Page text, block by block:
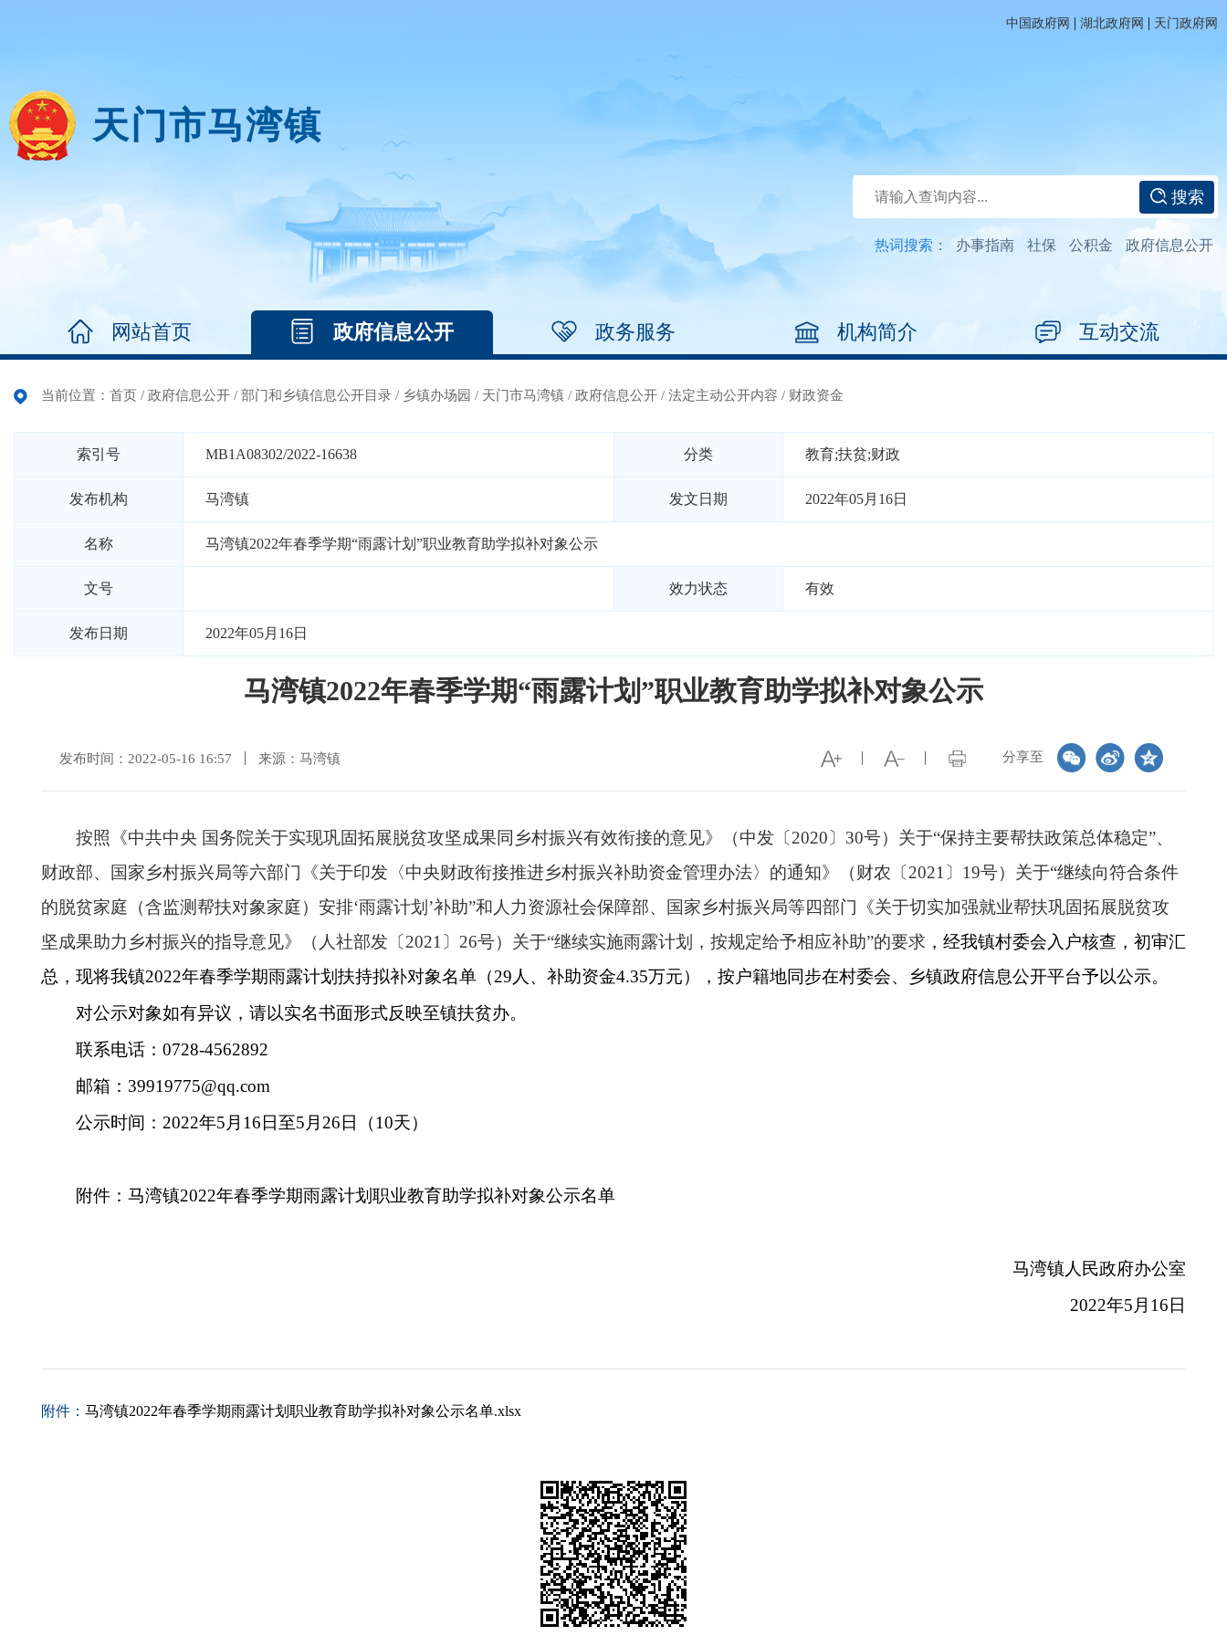
中国政府网 | 湖北政府网 | 天门政府网
天门市马湾镇
搜索
热词搜索： 办事指南 社保 公积金 政府信息公开
网站首页 政府信息公开 政务服务 机构简介 互动交流
当前位置： 首页 / 政府信息公开 / 部门和乡镇信息公开目录 / 乡镇办场园 / 天门市马湾镇 / 政府信息公开 / 法定主动公开内容 / 财政资金
索引号 MB1A08302/2022-16638 分类 教育;扶贫;财政
发布机构 马湾镇 发文日期 2022年05月16日
名称 马湾镇2022年春季学期“雨露计划”职业教育助学拟补对象公示
文号 效力状态 有效
发布日期 2022年05月16日
马湾镇2022年春季学期“雨露计划”职业教育助学拟补对象公示
分享至
发布时间：2022-05-16 16:57 来源：马湾镇
按照《中共中央 国务院关于实现巩固拓展脱贫攻坚成果同乡村振兴有效衔接的意见》（中发〔 2020〕30号）关于“保持主要帮扶政策总体稳定”、
财政部、国家乡村振兴局等六部门《关于印发〈中央财政衔接推进乡村振兴补助资金管理办法〉的通知》（财农〔2021〕19号）关于“继续向符合条件
的脱贫家庭（含监测帮扶对象家庭）安排‘雨露计划’补助”和人力资源社会保障部、国家乡村振兴局等四部门《关于切实加强就业帮扶巩固拓展脱贫攻
坚成果助力乡村振兴的指导意见》（人社部发〔2021〕26号）关于“继续实施雨露计划，按规定给予相应补助”的要求 ，经我镇村委会入户核查，初审汇
总， 现将我镇2022年春季学期雨露计划扶持拟补对象名单（29 人、补助资金4.35万元）， 按户籍地同步在村委会、乡镇政府信息公开平台予以公示。
对公示对象如有异议，请以实名书面形式反映至镇扶贫办。
联系电话： 0728-4562892
邮箱： 39919775@qq.com
公示时间： 2022年5 月 16 日至5 月 26 日 （10天）
附件：马湾镇2022年春季学期雨露计划职业教育助学拟补对象公示名单
马湾镇人民政府办公室
2022年5月16日
附件： 马湾镇2022年春季学期雨露计划职业教育助学拟补对象公示名单.xlsx